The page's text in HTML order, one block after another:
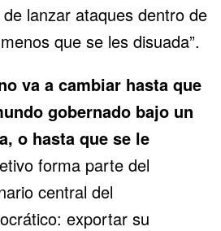
lanzar ataques dentro de
que se les disuada”.
va a cambiar hasta que
gobernado bajo un
, o hasta que se le
forma parte del
central del
exportar su